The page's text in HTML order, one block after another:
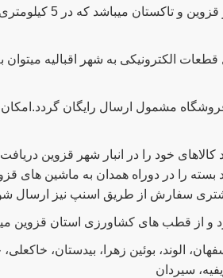
حدفاصل بین
الکترونیکی به شهر اقبالیه
مشمول ارسال رایگان
خود را در انبار شهر قزوین
را در دوراه همدان به ماشین های
سفارش از طریق اسنپ نیز ارسال
کشاورزی استان قزوین میباشد.این شهر در 62 کیلومتری
الوند، بوئین زهرا، بیدستان،
سیردان